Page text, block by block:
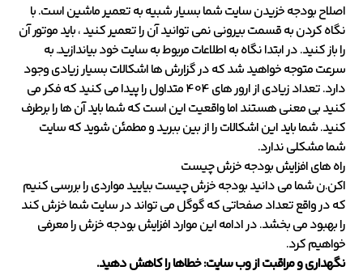
اصلاح بودجه خزیدن سایت شما بسیار شبیه به تعمیر ماشین است. با
نگاه کردن به قسمت بیرونی نمی توانید آن را تعمیر کنید ، باید موتور آن
را باز کنید. در ابتدا نگاه به اطلاعات مربوط به سایت خود بیاندازید. به
سرعت متوجه خواهید شد که در گزارش ها اشکالات بسیار زیادی وجود
دارد. تعداد زیادی از ارور های 404 متداول را پیدا می کنید که فکر می
کنید بی معنی هستند اما واقعیت این است که شما باید آن ها را برطرف
کنید. شما باید این اشکالات را از بین ببرید و مطمئن شوید که سایت
شما مشکلی ندارد.
راه های افزایش بودجه خزش چیست
اکن.ن شما می دانید بودجه خزش چیست بیایید مواردی را بررسی کنیم
که در واقع تعداد صفحاتی که گوگل می تواند در سایت شما خزش کند
را بهبود می بخشد. در ادامه این موارد افزایش بودجه خزش را معرفی
خواهیم کرد.
نگهداری و مراقبت از وب سایت: خطاها را کاهش دهید.